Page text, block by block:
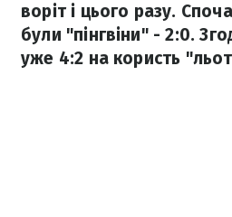
воріт і цього разу.
були "пінгвіни" - 2:0.
уже 4:2 на користь